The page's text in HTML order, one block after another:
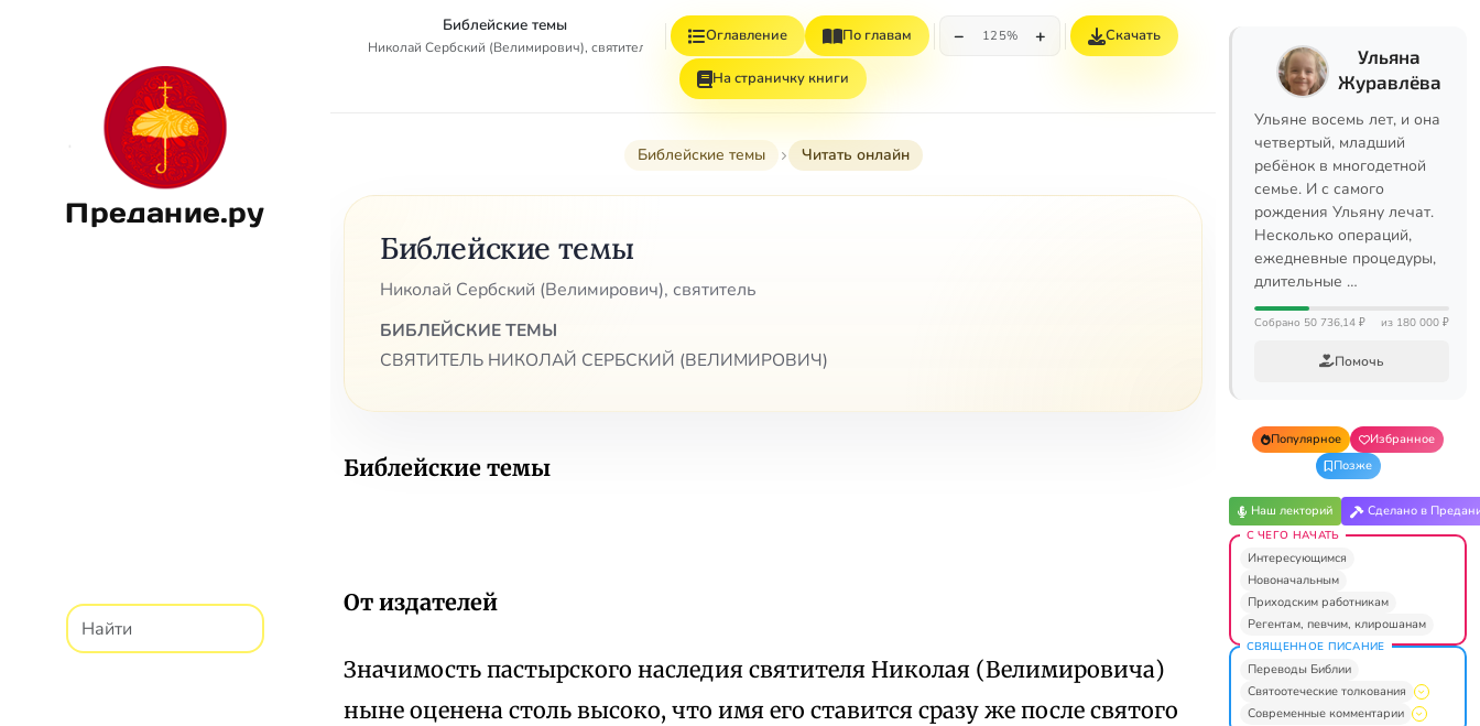
Предание.ру
Библейские темы
Николай Сербский (Велимирович), святитель
Оглавление По главам − 125% + Скачать
На страничку книги
Библейские темы Читать онлайн
Библейские темы
Николай Сербский (Велимирович), святитель
БИБЛЕЙСКИЕ ТЕМЫ
СВЯТИТЕЛЬ НИКОЛАЙ СЕРБСКИЙ (ВЕЛИМИРОВИЧ)
Библейские темы
От издателей
Значимость пастырского наследия святителя Николая (Велимировича)
ныне оценена столь высоко, что имя его ставится сразу же после святого
Ульяна
Журавлёва
Ульяне восемь лет, и она
четвертый, младший
ребёнок в многодетной
семье. И с самого
рождения Ульяну лечат.
Несколько операций,
ежедневные процедуры,
длительные …
Собрано 50 736,14 ₽ из 180 000 ₽
Помочь
Популярное
Избранное
Позже
Наш лекторий Сделано в
С ЧЕГО НАЧАТЬ
Интересующимся
Новоначальным
Приходским работникам
Регентам, певчим, клирошанам
СВЯЩЕННОЕ ПИСАНИЕ
Переводы Библии
Святоотеческие толкования
Современные комментарии